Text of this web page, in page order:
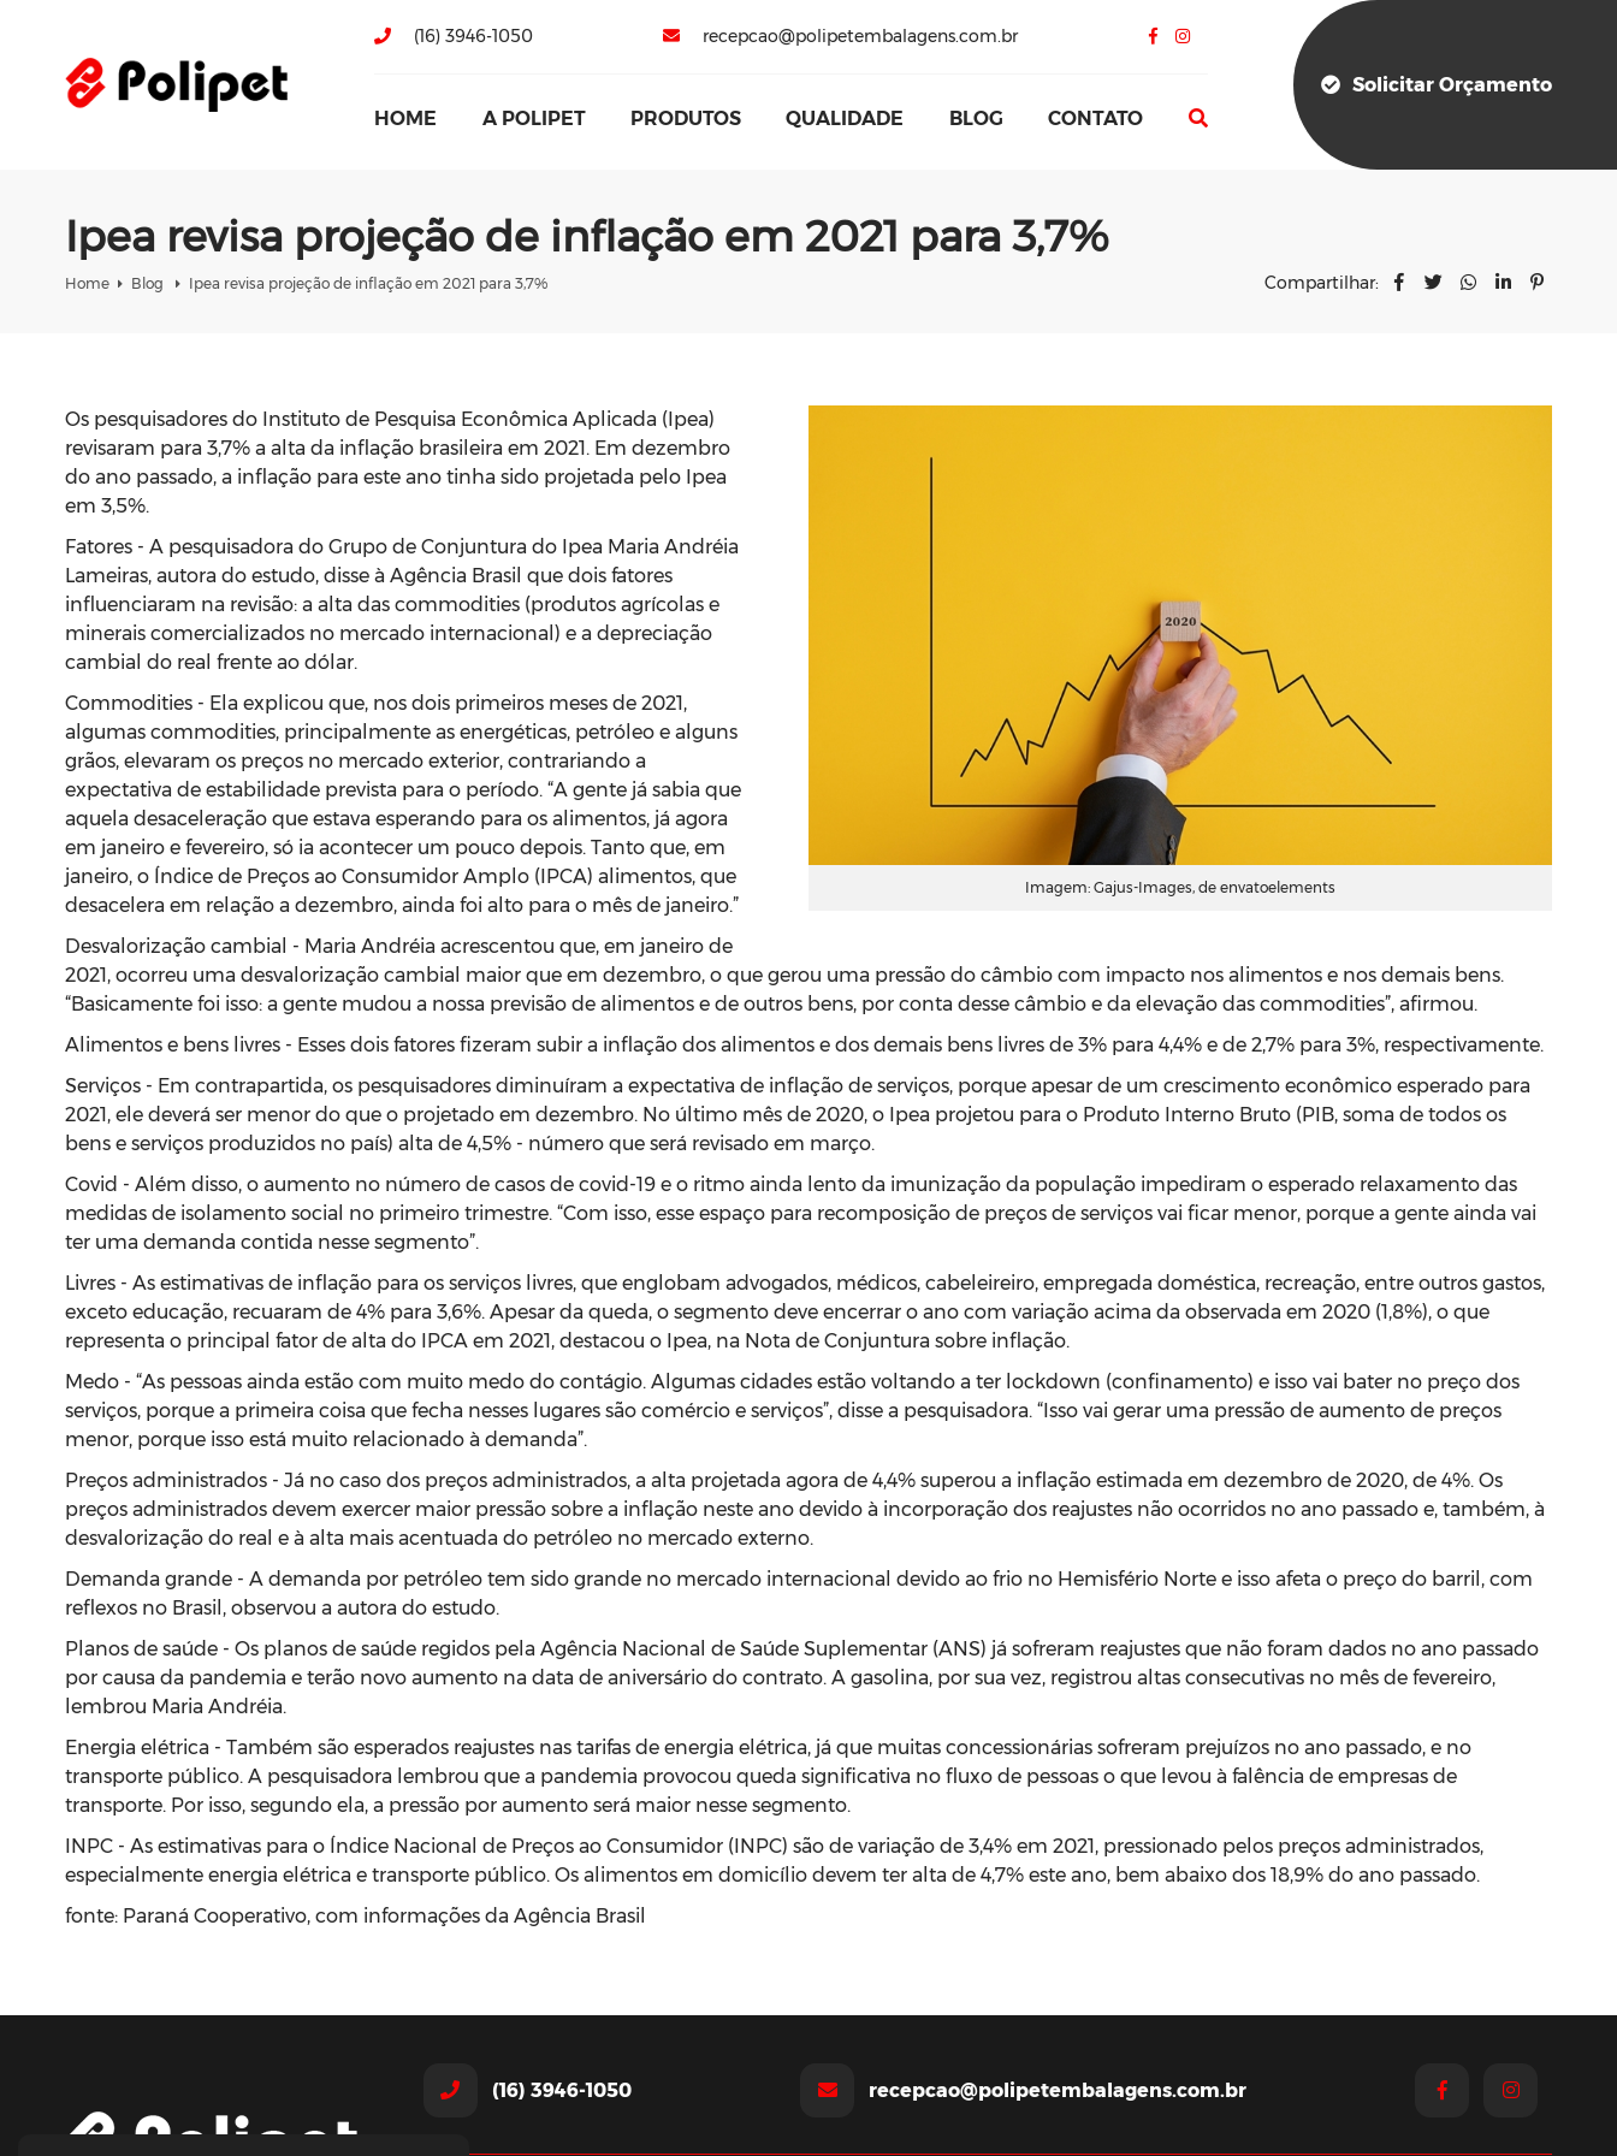
(16) 3946-1050 recepcao@polipetembalagens.com.br
HOME A POLIPET PRODUTOS QUALIDADE BLOG CONTATO
Solicitar Orçamento
Ipea revisa projeção de inflação em 2021 para 3,7%
Home Blog Ipea revisa projeção de inflação em 2021 para 3,7% Compartilhar:
Imagem: Gajus-Images, de envatoelements
Os pesquisadores do Instituto de Pesquisa Econômica Aplicada (Ipea)
revisaram para 3,7% a alta da inflação brasileira em 2021. Em dezembro
do ano passado, a inflação para este ano tinha sido projetada pelo Ipea
em 3,5%.
Fatores - A pesquisadora do Grupo de Conjuntura do Ipea Maria Andréia
Lameiras, autora do estudo, disse à Agência Brasil que dois fatores
influenciaram na revisão: a alta das commodities (produtos agrícolas e
minerais comercializados no mercado internacional) e a depreciação
cambial do real frente ao dólar.
Commodities - Ela explicou que, nos dois primeiros meses de 2021,
algumas commodities, principalmente as energéticas, petróleo e alguns
grãos, elevaram os preços no mercado exterior, contrariando a
expectativa de estabilidade prevista para o período. “A gente já sabia que
aquela desaceleração que estava esperando para os alimentos, já agora
em janeiro e fevereiro, só ia acontecer um pouco depois. Tanto que, em
janeiro, o Índice de Preços ao Consumidor Amplo (IPCA) alimentos, que
desacelera em relação a dezembro, ainda foi alto para o mês de janeiro.”
Desvalorização cambial - Maria Andréia acrescentou que, em janeiro de
2021, ocorreu uma desvalorização cambial maior que em dezembro, o que gerou uma pressão do câmbio com impacto nos alimentos e nos demais bens.
“Basicamente foi isso: a gente mudou a nossa previsão de alimentos e de outros bens, por conta desse câmbio e da elevação das commodities”, afirmou.
Alimentos e bens livres - Esses dois fatores fizeram subir a inflação dos alimentos e dos demais bens livres de 3% para 4,4% e de 2,7% para 3%, respectivamente.
Serviços - Em contrapartida, os pesquisadores diminuíram a expectativa de inflação de serviços, porque apesar de um crescimento econômico esperado para
2021, ele deverá ser menor do que o projetado em dezembro. No último mês de 2020, o Ipea projetou para o Produto Interno Bruto (PIB, soma de todos os
bens e serviços produzidos no país) alta de 4,5% - número que será revisado em março.
Covid - Além disso, o aumento no número de casos de covid-19 e o ritmo ainda lento da imunização da população impediram o esperado relaxamento das
medidas de isolamento social no primeiro trimestre. “Com isso, esse espaço para recomposição de preços de serviços vai ficar menor, porque a gente ainda vai
ter uma demanda contida nesse segmento”.
Livres - As estimativas de inflação para os serviços livres, que englobam advogados, médicos, cabeleireiro, empregada doméstica, recreação, entre outros gastos,
exceto educação, recuaram de 4% para 3,6%. Apesar da queda, o segmento deve encerrar o ano com variação acima da observada em 2020 (1,8%), o que
representa o principal fator de alta do IPCA em 2021, destacou o Ipea, na Nota de Conjuntura sobre inflação.
Medo - “As pessoas ainda estão com muito medo do contágio. Algumas cidades estão voltando a ter lockdown (confinamento) e isso vai bater no preço dos
serviços, porque a primeira coisa que fecha nesses lugares são comércio e serviços”, disse a pesquisadora. “Isso vai gerar uma pressão de aumento de preços
menor, porque isso está muito relacionado à demanda”.
Preços administrados - Já no caso dos preços administrados, a alta projetada agora de 4,4% superou a inflação estimada em dezembro de 2020, de 4%. Os
preços administrados devem exercer maior pressão sobre a inflação neste ano devido à incorporação dos reajustes não ocorridos no ano passado e, também, à
desvalorização do real e à alta mais acentuada do petróleo no mercado externo.
Demanda grande - A demanda por petróleo tem sido grande no mercado internacional devido ao frio no Hemisfério Norte e isso afeta o preço do barril, com
reflexos no Brasil, observou a autora do estudo.
Planos de saúde - Os planos de saúde regidos pela Agência Nacional de Saúde Suplementar (ANS) já sofreram reajustes que não foram dados no ano passado
por causa da pandemia e terão novo aumento na data de aniversário do contrato. A gasolina, por sua vez, registrou altas consecutivas no mês de fevereiro,
lembrou Maria Andréia.
Energia elétrica - Também são esperados reajustes nas tarifas de energia elétrica, já que muitas concessionárias sofreram prejuízos no ano passado, e no
transporte público. A pesquisadora lembrou que a pandemia provocou queda significativa no fluxo de pessoas o que levou à falência de empresas de
transporte. Por isso, segundo ela, a pressão por aumento será maior nesse segmento.
INPC - As estimativas para o Índice Nacional de Preços ao Consumidor (INPC) são de variação de 3,4% em 2021, pressionado pelos preços administrados,
especialmente energia elétrica e transporte público. Os alimentos em domicílio devem ter alta de 4,7% este ano, bem abaixo dos 18,9% do ano passado.
fonte: Paraná Cooperativo, com informações da Agência Brasil
(16) 3946-1050 recepcao@polipetembalagens.com.br